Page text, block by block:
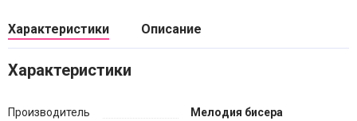
Характеристики Описание
Характеристики
Производитель Мелодия бисера